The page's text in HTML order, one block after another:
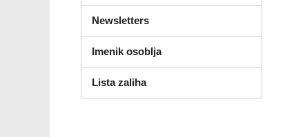
Newsletters
Imenik osoblja
Lista zaliha(otvara se u novom prozoru)